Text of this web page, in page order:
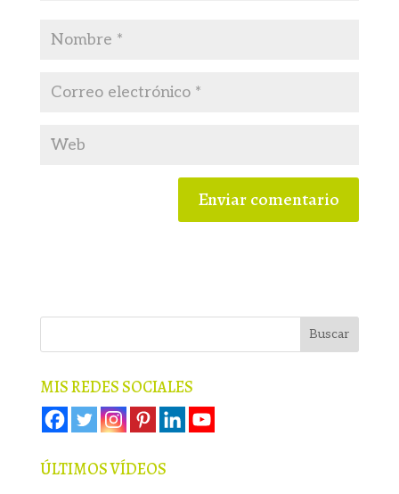
MIS REDES SOCIALES
ÚLTIMOS VÍDEOS